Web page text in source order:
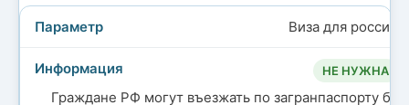
Виза для россиян
НЕ НУЖНА
Граждане РФ могут въезжать по загранпаспорту без